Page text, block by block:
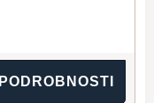
PODROBNOSTI